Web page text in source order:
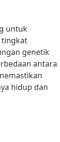
untuk
tingkat
genetik
antara
hidup dan